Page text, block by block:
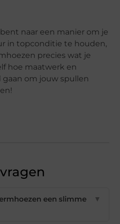
naar een manier om je
in topconditie te houden,
precies wat je
hoe maatwerk en
om jouw spullen
een slimme
▼